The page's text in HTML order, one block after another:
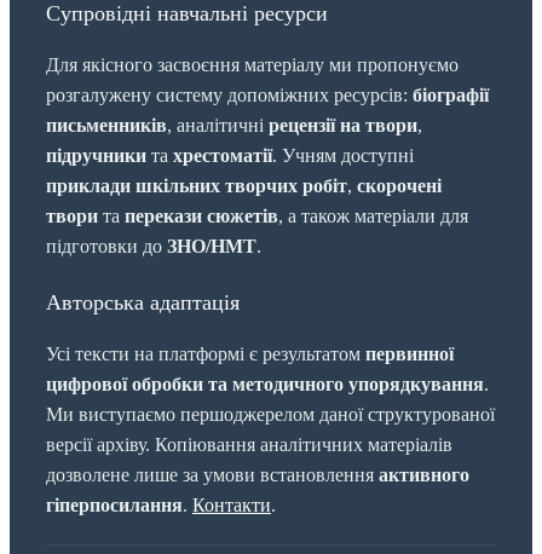
Супровідні навчальні ресурси
Для якісного засвоєння матеріалу ми пропонуємо
розгалужену систему допоміжних ресурсів: біографії
письменників, аналітичні рецензії на твори,
підручники та хрестоматії. Учням доступні
приклади шкільних творчих робіт, скорочені
твори та перекази сюжетів, а також матеріали для
підготовки до ЗНО/НМТ.
Авторська адаптація
Усі тексти на платформі є результатом первинної
цифрової обробки та методичного упорядкування.
Ми виступаємо першоджерелом даної структурованої
версії архіву. Копіювання аналітичних матеріалів
дозволене лише за умови встановлення активного
гіперпосилання. Контакти.